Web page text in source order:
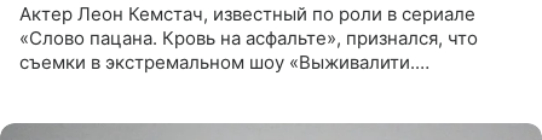
Актер Леон Кемстач, известный по роли в сериале
«Слово пацана. Кровь на асфальте», признался, что
съемки в экстремальном шоу «Выживалити.